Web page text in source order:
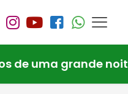
de uma grande